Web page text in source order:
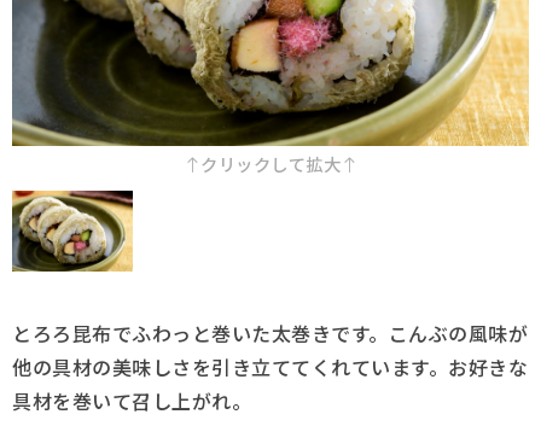
お知らせ
企業情報
Q&A
クリックして拡大
とろろ昆布でふわっと巻いた太巻きです。こんぶの風味が
他の具材の美味しさを引き立ててくれています。お好きな
具材を巻いて召し上がれ。